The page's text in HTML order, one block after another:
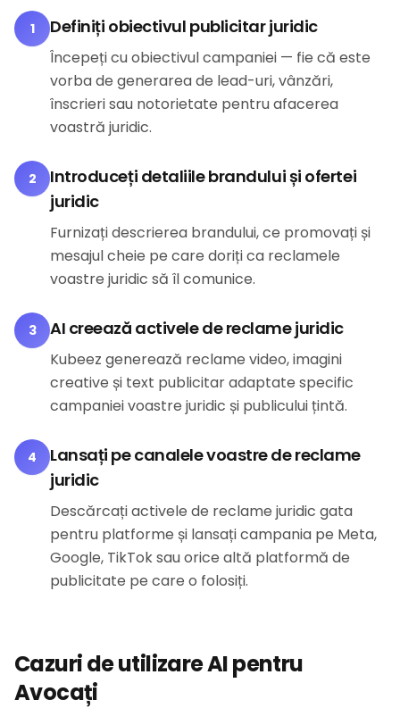
1 Definiți obiectivul publicitar juridic
Începeți cu obiectivul campaniei — fie că este
vorba de generarea de lead-uri, vânzări,
înscrieri sau notorietate pentru afacerea
voastră juridic.
2
Introduceți detaliile brandului și ofertei
juridic
Furnizați descrierea brandului, ce promovați și
mesajul cheie pe care doriți ca reclamele
voastre juridic să îl comunice.
3 AI creează activele de reclame juridic
Kubeez generează reclame video, imagini
creative și text publicitar adaptate specific
campaniei voastre juridic și publicului țintă.
4
Lansați pe canalele voastre de reclame
juridic
Descărcați activele de reclame juridic gata
pentru platforme și lansați campania pe Meta,
Google, TikTok sau orice altă platformă de
publicitate pe care o folosiți.
Cazuri de utilizare AI pentru
Avocați